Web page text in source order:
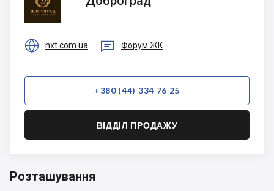
 nxt.com.ua  Форум ЖК
+380 (44) 334 76 25
ВІДДІЛ ПРОДАЖУ
Розташування